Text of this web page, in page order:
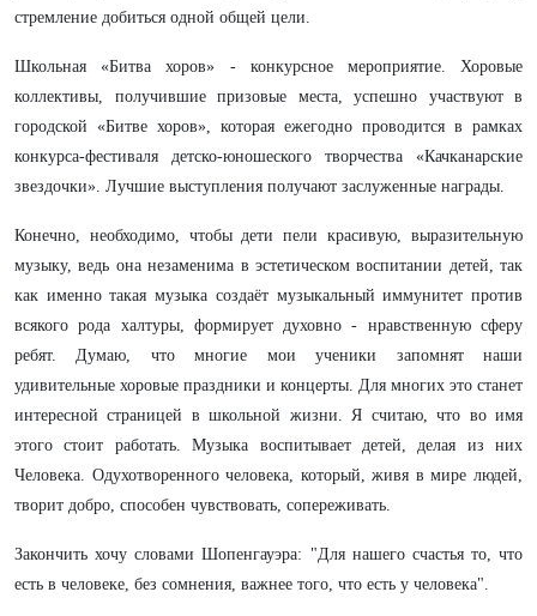
стремление добиться одной общей цели.
Школьная «Битва хоров» - конкурсное мероприятие. Хоровые
коллективы, получившие призовые места, успешно участвуют в
городской «Битве хоров», которая ежегодно проводится в рамках
конкурса-фестиваля детско-юношеского творчества «Качканарские
звездочки». Лучшие выступления получают заслуженные награды.
Конечно, необходимо, чтобы дети пели красивую, выразительную
музыку, ведь она незаменима в эстетическом воспитании детей, так
как именно такая музыка создаёт музыкальный иммунитет против
всякого рода халтуры, формирует духовно - нравственную сферу
ребят. Думаю, что многие мои ученики запомнят наши
удивительные хоровые праздники и концерты. Для многих это станет
интересной страницей в школьной жизни. Я считаю, что во имя
этого стоит работать. Музыка воспитывает детей, делая из них
Человека. Одухотворенного человека, который, живя в мире людей,
творит добро, способен чувствовать, сопереживать.
Закончить хочу словами Шопенгауэра: "Для нашего счастья то, что
есть в человеке, без сомнения, важнее того, что есть у человека".